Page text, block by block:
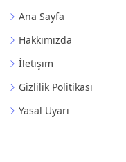
Ana Sayfa
Hakkımızda
İletişim
Gizlilik Politikası
Yasal Uyarı